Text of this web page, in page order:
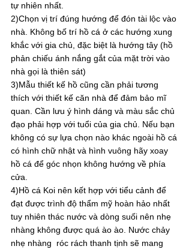
tự nhiên nhất.
2)Chọn vị trí đúng hướng để đón tài lộc vào
nhà. Không bố trí hồ cá ở các hướng xung
khắc với gia chủ, đặc biệt là hướng tây (hồ
phản chiếu ánh nắng gắt của mặt trời vào
nhà gọi là thiên sát)
3)Mẫu thiết kế hồ cũng cần phải tương
thích với thiết kế căn nhà để đảm bảo mĩ
quan. Cần lưu ý hình dáng và màu sắc chủ
đạo phải hợp với tuổi của gia chủ. Nếu bạn
không có sự lựa chọn nào khác ngoài hồ cá
có hình chữ nhật và hình vuông hãy xoay
hồ cá để góc nhọn không hướng về phía
cửa.
4)Hồ cá Koi nên kết hợp với tiểu cảnh để
đạt được trình độ thẩm mỹ hoàn hảo nhất
tuy nhiên thác nước và dòng suối nên nhẹ
nhàng không được quá ào ào. Nước chảy
nhẹ nhàng  róc rách thanh tịnh sẽ mang